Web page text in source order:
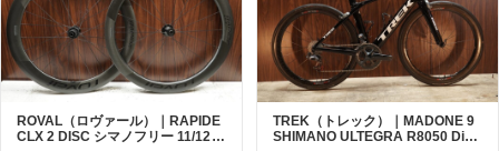
ROVAL（ロヴァール）｜RAPIDE
CLX 2 DISC シマノフリー 11/12s
TREK（トレック）｜MADONE 9
SHIMANO ULTEGRA R8050 Di2